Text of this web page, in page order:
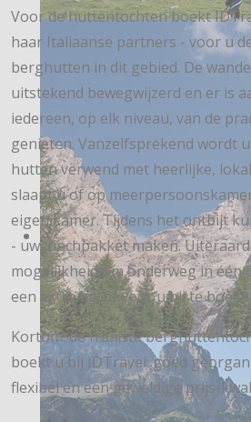
Voor de huttentochten boekt
haar Italiaanse partners - voor u
berghutten in dit gebied. De
uitstekend bewegwijzerd en er is
iedereen, op elk niveau, van de
genieten. Vanzelfsprekend wordt
hutten verwend met heerlijke,
slaapt u of op
eigen kamer. Tijdens het ontbijt
- uw lunchpakket maken.
mogelijkheid om onderweg in één
een extra nacht voor u bij te
Kortom: de fraaiste
boekt u bij IDTravel: goed
flexibel en een geweldige prijs-